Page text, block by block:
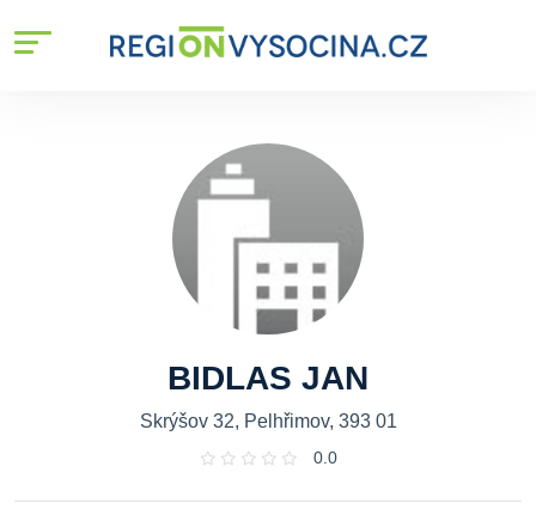
BIDLAS JAN
Skrýšov 32, Pelhřimov, 393 01
0.0